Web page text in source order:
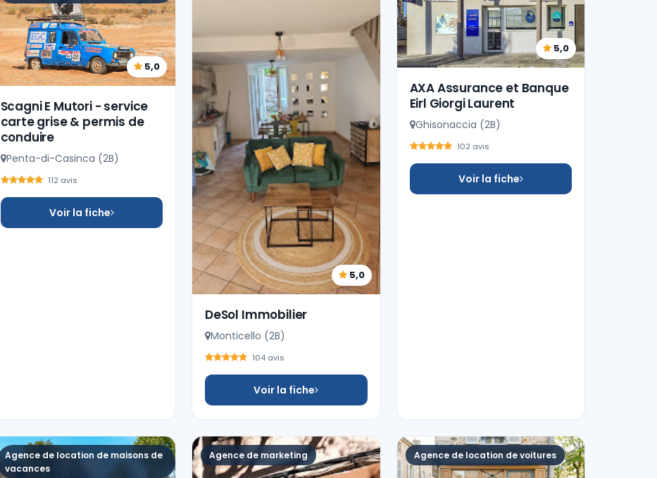
5,0
Scagni E Mutori - service
carte grise & permis de
conduire
Penta-di-Casinca (2B)
112 avis
Voir la fiche
5,0
DeSol Immobilier
Monticello (2B)
104 avis
Voir la fiche
5,0
AXA Assurance et Banque
Eirl Giorgi Laurent
Ghisonaccia (2B)
102 avis
Voir la fiche
Agence de location de maisons de
vacances
Agence de marketing Agence de location de voitures